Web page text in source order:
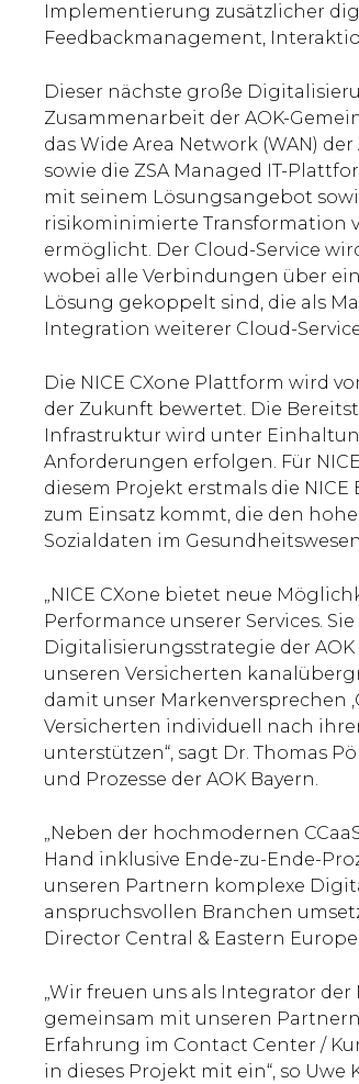
Implementierung zusätzlicher
Feedbackmanagement,
Dieser nächste große
Zusammenarbeit der AOK-
das Wide Area Network (WAN)
sowie die ZSA Managed IT-
mit seinem Lösungsangebot
risikominimierte Transformation
ermöglicht. Der Cloud-Service
wobei alle Verbindungen über
Lösung gekoppelt sind, die als
Integration weiterer Cloud-
Die NICE CXone Plattform wird
der Zukunft bewertet. Die
Infrastruktur wird unter
Anforderungen erfolgen. Für
diesem Projekt erstmals die
zum Einsatz kommt, die den
Sozialdaten im
„NICE CXone bietet neue
Performance unserer Services.
Digitalisierungsstrategie der
unseren Versicherten
damit unser Markenversprechen
Versicherten individuell nach
unterstützen“, sagt Dr. Thomas
und Prozesse der AOK Bayern.
„Neben der hochmodernen
Hand inklusive Ende-zu-Ende-
unseren Partnern komplexe
anspruchsvollen Branchen
Director Central & Eastern
„Wir freuen uns als Integrator
gemeinsam mit unseren
Erfahrung im Contact Center /
in dieses Projekt mit ein“, so Uwe